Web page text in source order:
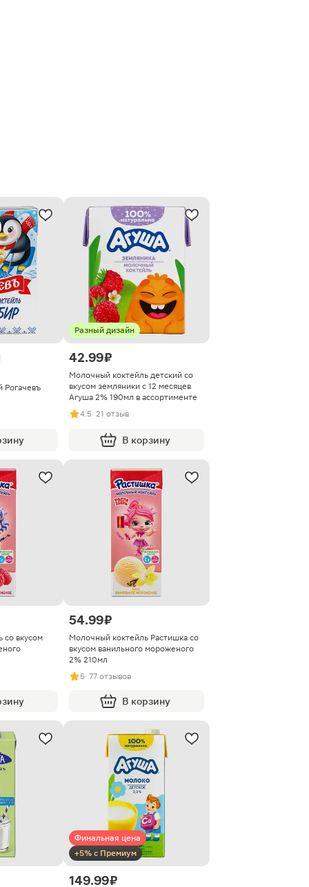
Рогачевъ
Разный дизайн
42.99 ₽
Молочный коктейль детский со
вкусом земляники с 12 месяцев
Агуша 2% 190мл в ассортименте
4.5· 21 отзыв
В корзину
со вкусом
54.99 ₽
Молочный коктейль Растишка со
вкусом ванильного мороженого
2% 210мл
5· 77 отзывов
В корзину
Финальная цена
+5% с Премиум
149.99 ₽